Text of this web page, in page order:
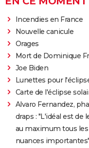
Incendies en France
Nouvelle canicule
Orages
Mort de Dominique
Joe Biden
Lunettes pour
Carte de l'éclipse
Alvaro Fernandez,
draps : "L'idéal est de
au maximum tous les
nuances importantes"